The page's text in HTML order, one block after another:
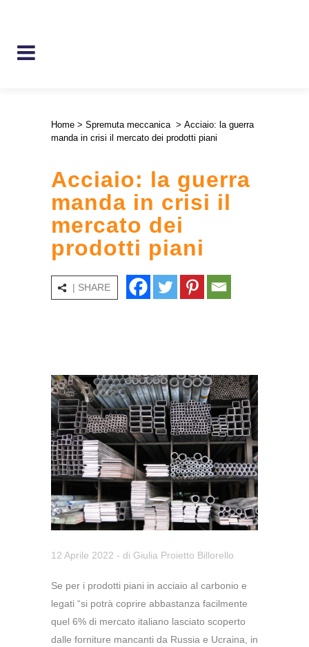
Home > Spremuta meccanica > Acciaio: la guerra
manda in crisi il mercato dei prodotti piani
Acciaio: la guerra
manda in crisi il
mercato dei
prodotti piani
| SHARE
12 Aprile 2022 - di Giulia Proietto Billorello
Se per i prodotti piani in acciaio al carbonio e
legati “si potrà coprire abbastanza facilmente
quel 6% di mercato italiano lasciato scoperto
dalle forniture mancanti da Russia e Ucraina, in